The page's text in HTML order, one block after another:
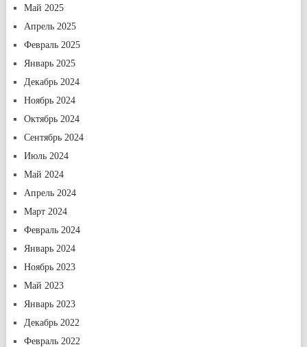
Май 2025
Апрель 2025
Февраль 2025
Январь 2025
Декабрь 2024
Ноябрь 2024
Октябрь 2024
Сентябрь 2024
Июль 2024
Май 2024
Апрель 2024
Март 2024
Февраль 2024
Январь 2024
Ноябрь 2023
Май 2023
Январь 2023
Декабрь 2022
Февраль 2022